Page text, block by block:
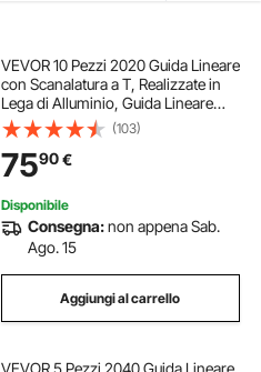
VEVOR 10 Pezzi 2020 Guida Lineare
con Scanalatura a T, Realizzate in
Lega di Alluminio, Guida Lineare
Anodizzata Estruso ad Alta
Resistenza per Stampante,
Incisione Laser, Nero 1200 mm
(103)
7590€
Disponibile
Consegna:non appena Sab.
Ago. 15
Aggiungi al carrello